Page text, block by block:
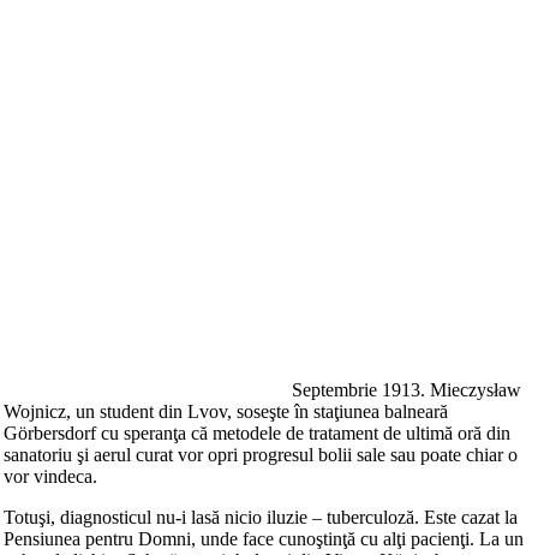
Septembrie 1913. Mieczysław
Wojnicz, un student din Lvov, soseşte în staţiunea balneară
Görbersdorf cu speranţa că metodele de tratament de ultimă oră din
sanatoriu şi aerul curat vor opri progresul bolii sale sau poate chiar o
vor vindeca.
Totuşi, diagnosticul nu-i lasă nicio iluzie – tuberculoză. Este cazat la
Pensiunea pentru Domni, unde face cunoştinţă cu alţi pacienţi. La un